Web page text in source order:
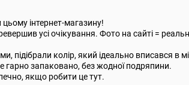
інтернет-магазину!
усі очікування. Фото на сайті =
колір, який ідеально вписався в
гарно запаковано, без жодної подряпини.
якщо робити це тут.